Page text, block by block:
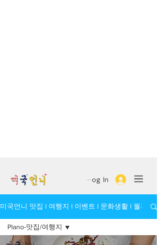
Log In
미국언니 맛집 l 여행지 l 이벤트 l 문화생활 l 월간 모
Plano-맛집/여행지